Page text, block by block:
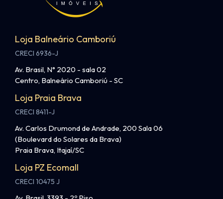
Loja Balneário Camboriú
CRECI 6936-J
Av. Brasil, N° 2020 - sala 02
Centro, Balneário Camboriú - SC
Loja Praia Brava
CRECI 8411-J
Av. Carlos Drumond de Andrade, 200 Sala 06
(Boulevard do Solares da Brava)
Praia Brava, Itajaí/SC
Loja PZ Ecomall
CRECI 10475 J